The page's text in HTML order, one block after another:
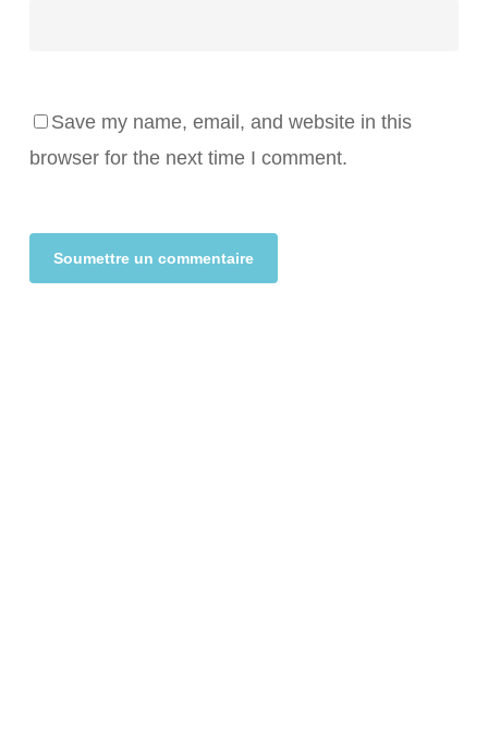
Save my name, email, and website in this
browser for the next time I comment.